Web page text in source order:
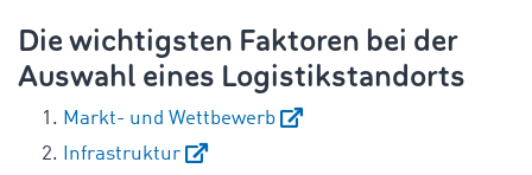
Die wichtigsten Faktoren bei der
Auswahl eines Logistikstandorts
Markt- und Wettbewerb
Infrastruktur